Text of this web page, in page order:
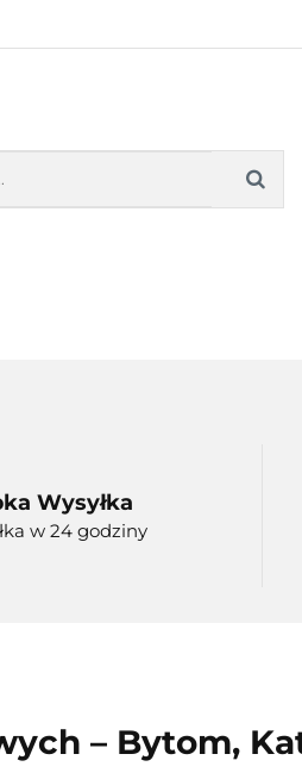
Wysyłka
w 24 godziny
– Bytom,